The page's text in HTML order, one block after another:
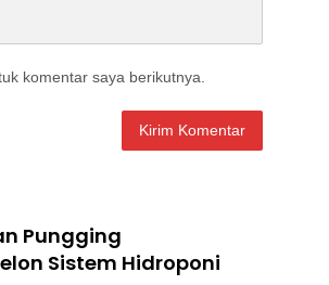
komentar saya berikutnya.
Pungging
Sistem Hidroponi